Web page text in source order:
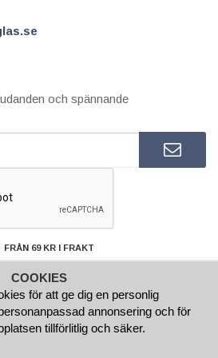
och spännande
FRÅN 69 KR I FRAKT
AVBETALNING
LEVERANSER
SÅ SKICKAR VI SAMMA VARDAG
COOKIES
för att ge dig en personlig
annonsering och för
tillförlitlig och säker.